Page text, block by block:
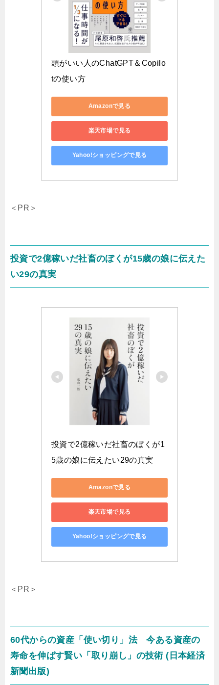
頭がいい人のChatGPT＆Copilo
tの使い方
Amazonで見る
楽天市場で見る
Yahoo!ショッピングで見る
＜PR＞
投資で2億稼いだ社畜のぼくが15歳の娘に伝えた
い29の真実
投資で2億稼いだ社畜のぼくが1
5歳の娘に伝えたい29の真実
Amazonで見る
楽天市場で見る
Yahoo!ショッピングで見る
＜PR＞
60代からの資産「使い切り」法 今ある資産の
寿命を伸ばす賢い「取り崩し」の技術 (日本経済
新聞出版)